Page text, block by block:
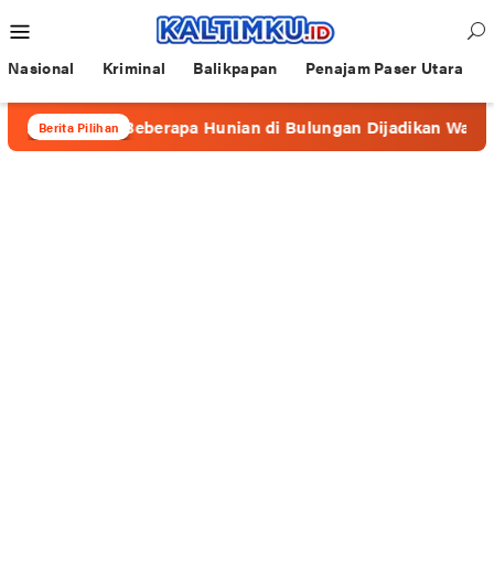
ke
kontenMobile
Nasional Kriminal Balikpapan Penajam Paser Utara
Berita Pilihan
Beberapa Hunian di Bulungan Dijadikan Wadah